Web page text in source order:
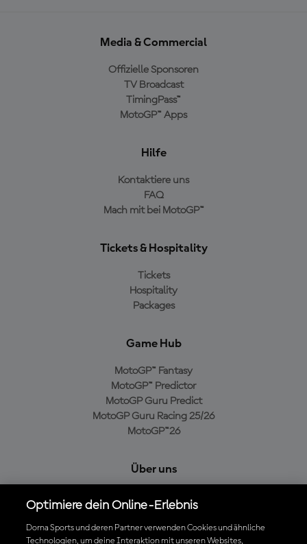
Media & Commercial
Offizielle Sponsoren
TV Broadcast
TimingPass™
MotoGP™ Apps
Hilfe
Kontaktiere uns
FAQ
Mach mit bei MotoGP™
Tickets & Hospitality
Tickets
Hospitality
Packages
Game Hub
MotoGP™ Fantasy
MotoGP™ Predictor
MotoGP Guru Predict
MotoGP Guru Racing 25/26
MotoGP™26
Über uns
Cookie-Richtlinien
Geschäftsbedingungen
Optimiere dein Online-Erlebnis
Dorna Sports und deren Partner verwenden Cookies und ähnliche
Technologien, um deine Interaktion mit unseren Websites,